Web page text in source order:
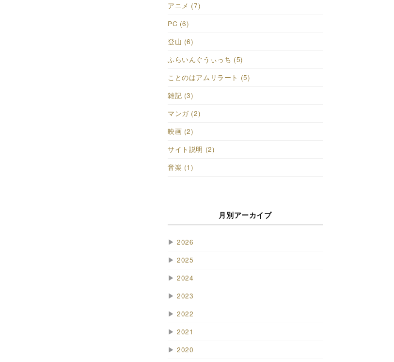
アニメ (7)
PC (6)
登山 (6)
ふらいんぐうぃっち (5)
ことのはアムリラート (5)
雑記 (3)
マンガ (2)
映画 (2)
サイト説明 (2)
音楽 (1)
月別アーカイブ
▶ 2026
▶ 2025
▶ 2024
▶ 2023
▶ 2022
▶ 2021
▶ 2020